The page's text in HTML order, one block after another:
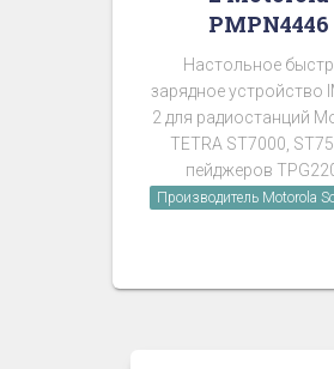
PMPN4446
Настольное
зарядное устройство
2 для радиостанций
TETRA ST7000,
пейджеров
Производитель Motorola